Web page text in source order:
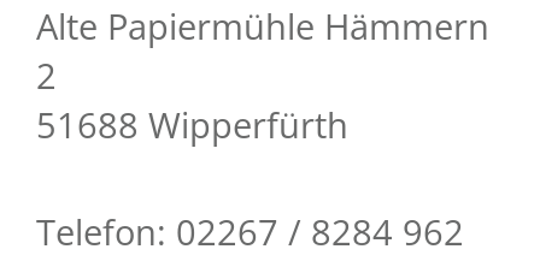
Alte Papiermühle Hämmern
2
51688 Wipperfürth
Telefon: 02267 / 8284 962